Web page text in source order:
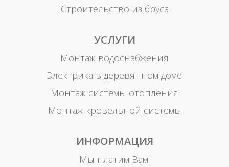
Строительство из бруса
УСЛУГИ
Монтаж водоснабжения
Электрика в деревянном доме
Монтаж системы отопления
Монтаж кровельной системы
ИНФОРМАЦИЯ
Мы платим Вам!